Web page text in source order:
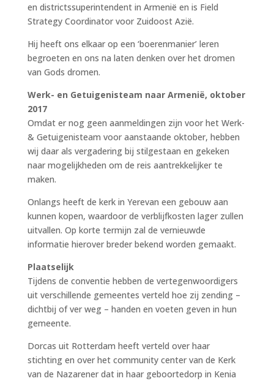
en districtssuperintendent in Armenië en is Field
Strategy Coordinator voor Zuidoost Azië.
Hij heeft ons elkaar op een ‘boerenmanier’ leren
begroeten en ons na laten denken over het dromen
van Gods dromen.
Werk- en Getuigenisteam naar Armenië, oktober
2017
Omdat er nog geen aanmeldingen zijn voor het Werk-
& Getuigenisteam voor aanstaande oktober, hebben
wij daar als vergadering bij stilgestaan en gekeken
naar mogelijkheden om de reis aantrekkelijker te
maken.
Onlangs heeft de kerk in Yerevan een gebouw aan
kunnen kopen, waardoor de verblijfkosten lager zullen
uitvallen. Op korte termijn zal de vernieuwde
informatie hierover breder bekend worden gemaakt.
Plaatselijk
Tijdens de conventie hebben de vertegenwoordigers
uit verschillende gemeentes verteld hoe zij zending –
dichtbij of ver weg – handen en voeten geven in hun
gemeente.
Dorcas uit Rotterdam heeft verteld over haar
stichting en over het community center van de Kerk
van de Nazarener dat in haar geboortedorp in Kenia